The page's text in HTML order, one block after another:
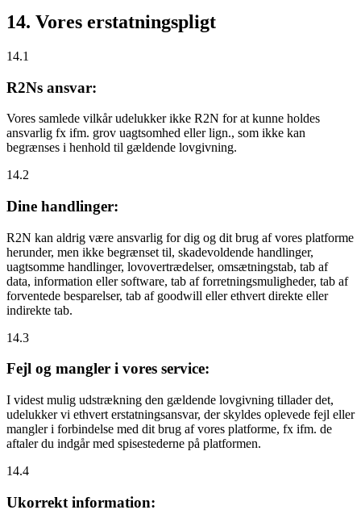
14. Vores erstatningspligt
14.1
R2Ns ansvar:
Vores samlede vilkår udelukker ikke R2N for at kunne holdes
ansvarlig fx ifm. grov uagtsomhed eller lign., som ikke kan
begrænses i henhold til gældende lovgivning.
14.2
Dine handlinger:
R2N kan aldrig være ansvarlig for dig og dit brug af vores platforme
herunder, men ikke begrænset til, skadevoldende handlinger,
uagtsomme handlinger, lovovertrædelser, omsætningstab, tab af
data, information eller software, tab af forretningsmuligheder, tab af
forventede besparelser, tab af goodwill eller ethvert direkte eller
indirekte tab.
14.3
Fejl og mangler i vores service:
I videst mulig udstrækning den gældende lovgivning tillader det,
udelukker vi ethvert erstatningsansvar, der skyldes oplevede fejl eller
mangler i forbindelse med dit brug af vores platforme, fx ifm. de
aftaler du indgår med spisestederne på platformen.
14.4
Ukorrekt information: